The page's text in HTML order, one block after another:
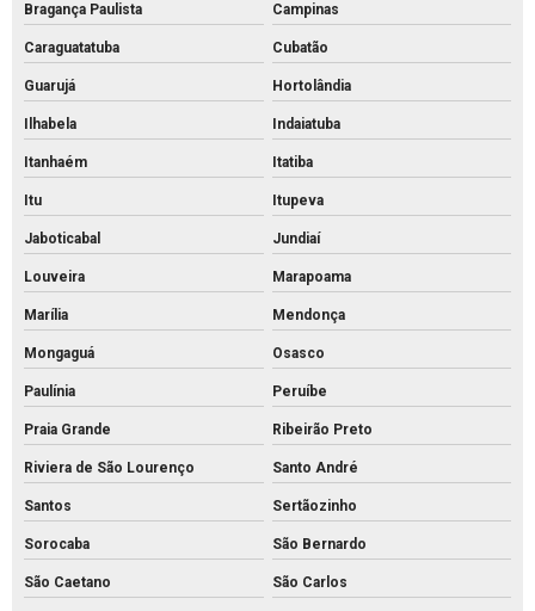
Palanque de concreto
Pavimentação bloco intertravado
Pavimentação intertravada preço
Pavimentação intertravada
Pavimentação piso intertravado
Pavimento intertravado de concreto
Piso de concreto para calçada preço
Piso de concreto intertravado retangular
Piso de concreto intertravado
Piso de concreto valor
Piso de encaixe concreto
Piso intertravado 16 faces 8 cm
Piso intertravado 16 faces
Bragança Paulista Campinas
Caraguatatuba Cubatão
Guarujá Hortolândia
Ilhabela Indaiatuba
Itanhaém Itatiba
Itu Itupeva
Jaboticabal Jundiaí
Louveira Marapoama
Marília Mendonça
Mongaguá Osasco
Paulínia Peruíbe
Praia Grande Ribeirão Preto
Riviera de São Lourenço Santo André
Santos Sertãozinho
Sorocaba São Bernardo
São Caetano São Carlos